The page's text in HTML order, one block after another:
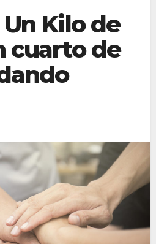
Kilo de
cuarto de